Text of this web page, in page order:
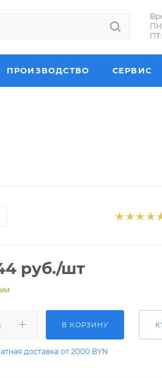
ПРОИЗВОДСТВО СЕРВИС
руб./шт
В КОРЗИНУ
доставка от 2000 BYN